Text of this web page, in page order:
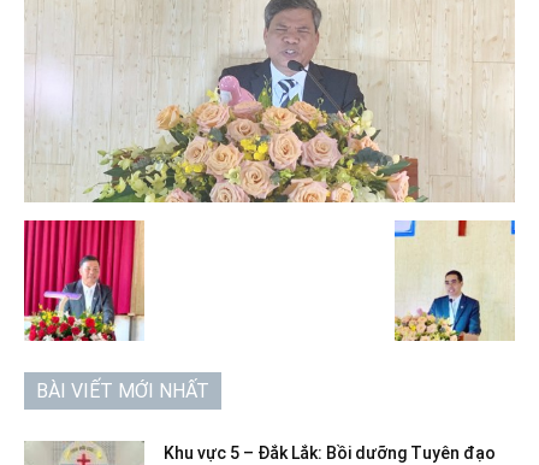
BÀI VIẾT MỚI NHẤT
Khu vực 5 – Đắk Lắk: Bồi dưỡng Tuyên đạo